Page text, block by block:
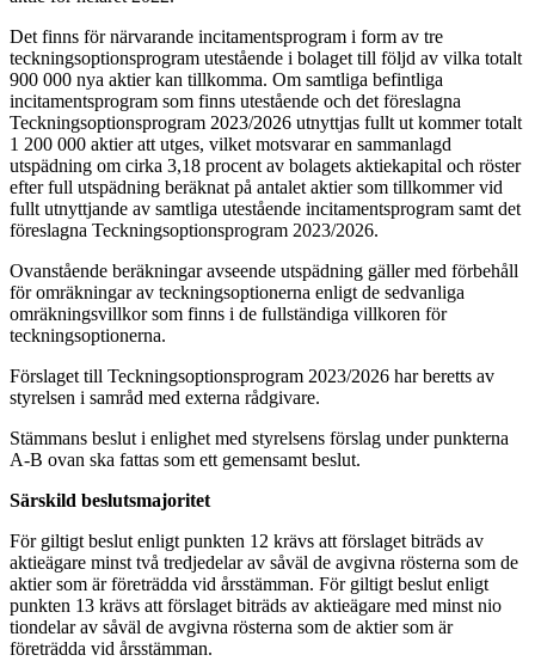
Det finns för närvarande incitamentsprogram i form av tre
teckningsoptionsprogram utestående i bolaget till följd av vilka totalt
900 000 nya aktier kan tillkomma. Om samtliga befintliga
incitamentsprogram som finns utestående och det föreslagna
Teckningsoptionsprogram 2023/2026 utnyttjas fullt ut kommer totalt
1 200 000 aktier att utges, vilket motsvarar en sammanlagd
utspädning om cirka 3,18 procent av bolagets aktiekapital och röster
efter full utspädning beräknat på antalet aktier som tillkommer vid
fullt utnyttjande av samtliga utestående incitamentsprogram samt det
föreslagna Teckningsoptionsprogram 2023/2026.
Ovanstående beräkningar avseende utspädning gäller med förbehåll
för omräkningar av teckningsoptionerna enligt de sedvanliga
omräkningsvillkor som finns i de fullständiga villkoren för
teckningsoptionerna.
Förslaget till Teckningsoptionsprogram 2023/2026 har beretts av
styrelsen i samråd med externa rådgivare.
Stämmans beslut i enlighet med styrelsens förslag under punkterna
A-B ovan ska fattas som ett gemensamt beslut.
Särskild beslutsmajoritet
För giltigt beslut enligt punkten 12 krävs att förslaget biträds av
aktieägare minst två tredjedelar av såväl de avgivna rösterna som de
aktier som är företrädda vid årsstämman. För giltigt beslut enligt
punkten 13 krävs att förslaget biträds av aktieägare med minst nio
tiondelar av såväl de avgivna rösterna som de aktier som är
företrädda vid årsstämman.